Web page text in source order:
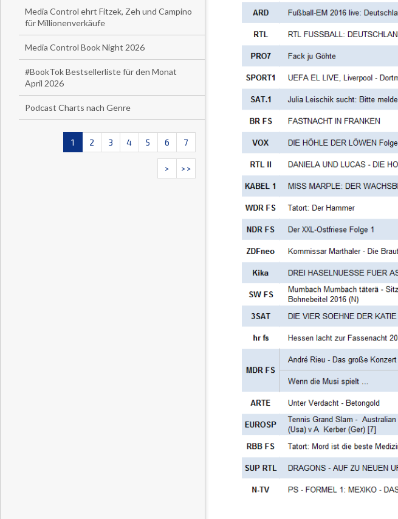
Media Control ehrt Fitzek, Zeh und Campino
für Millionenverkäufe
Media Control Book Night 2026
#BookTok Bestsellerliste für den Monat
April 2026
Podcast Charts nach Genre
1 2 3 4 5 6 7
> >>